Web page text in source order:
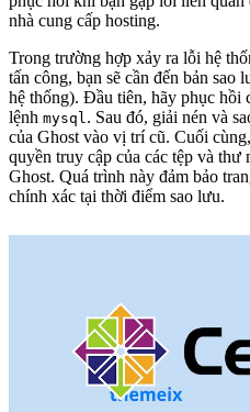
nhà cung cấp hosting.
Trong trường hợp xảy ra lỗi hệ
tấn công, bạn sẽ cần đến bản sao
hệ thống). Đầu tiên, hãy phục hồi
lệnh mysql. Sau đó, giải nén và
của Ghost vào vị trí cũ. Cuối
quyền truy cập của các tệp và
Ghost. Quá trình này đảm bảo
chính xác tại thời điểm sao lưu.